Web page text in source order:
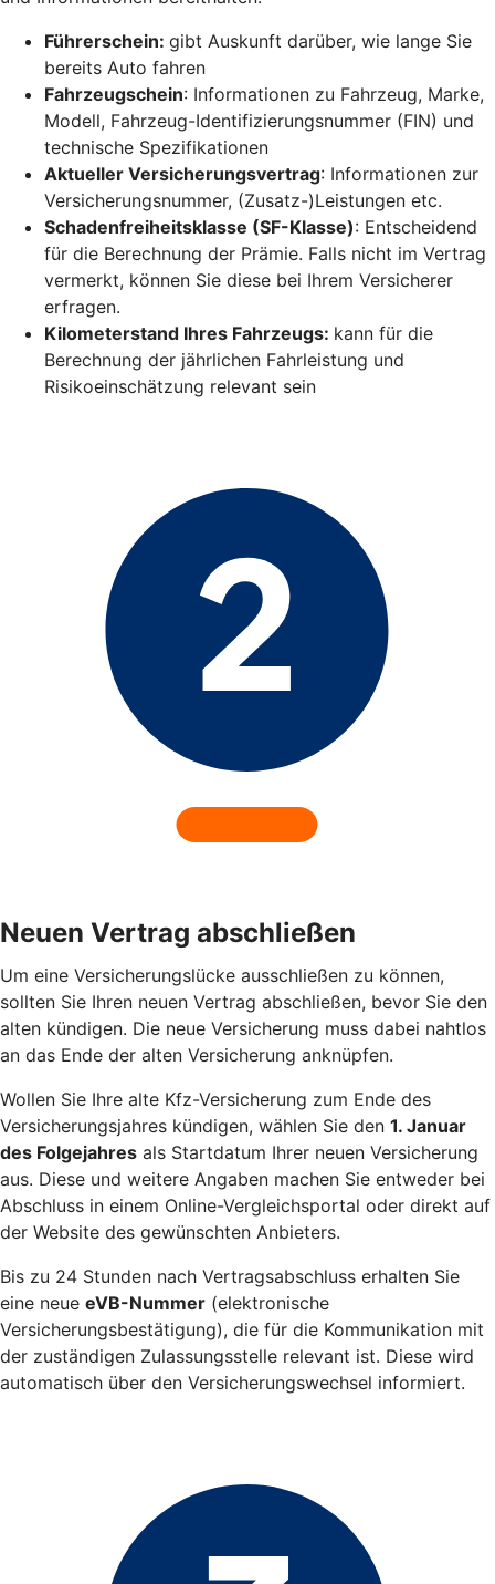
Führerschein: gibt Auskunft darüber, wie lange Sie
bereits Auto fahren
Fahrzeugschein: Informationen zu Fahrzeug, Marke,
Modell, Fahrzeug-Identifizierungsnummer (FIN) und
technische Spezifikationen
Aktueller Versicherungsvertrag: Informationen zur
Versicherungsnummer, (Zusatz-)Leistungen etc.
Schadenfreiheitsklasse (SF-Klasse): Entscheidend
für die Berechnung der Prämie. Falls nicht im Vertrag
vermerkt, können Sie diese bei Ihrem Versicherer
erfragen.
Kilometerstand Ihres Fahrzeugs: kann für die
Berechnung der jährlichen Fahrleistung und
Risikoeinschätzung relevant sein
Neuen Vertrag abschließen
Um eine Versicherungslücke ausschließen zu können,
sollten Sie Ihren neuen Vertrag abschließen, bevor Sie den
alten kündigen. Die neue Versicherung muss dabei nahtlos
an das Ende der alten Versicherung anknüpfen.
Wollen Sie Ihre alte Kfz-Versicherung zum Ende des
Versicherungsjahres kündigen, wählen Sie den 1. Januar
des Folgejahres als Startdatum Ihrer neuen Versicherung
aus. Diese und weitere Angaben machen Sie entweder bei
Abschluss in einem Online-Vergleichsportal oder direkt auf
der Website des gewünschten Anbieters.
Bis zu 24 Stunden nach Vertragsabschluss erhalten Sie
eine neue eVB-Nummer (elektronische
Versicherungsbestätigung), die für die Kommunikation mit
der zuständigen Zulassungsstelle relevant ist. Diese wird
automatisch über den Versicherungswechsel informiert.